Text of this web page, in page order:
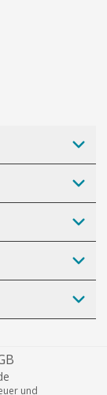
und